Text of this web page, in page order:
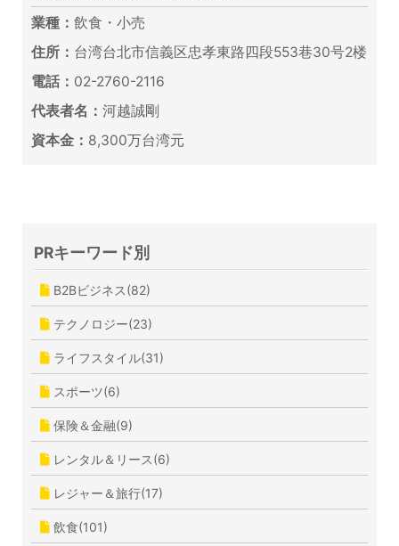
業種： 飲食・小売
住所： 台湾台北市信義区忠孝東路四段553巷30号2楼
電話： 02-2760-2116
代表者名： 河越誠剛
資本金： 8,300万台湾元
PRキーワード別
B2Bビジネス(82)
テクノロジー(23)
ライフスタイル(31)
スポーツ(6)
保険＆金融(9)
レンタル＆リース(6)
レジャー＆旅行(17)
飲食(101)